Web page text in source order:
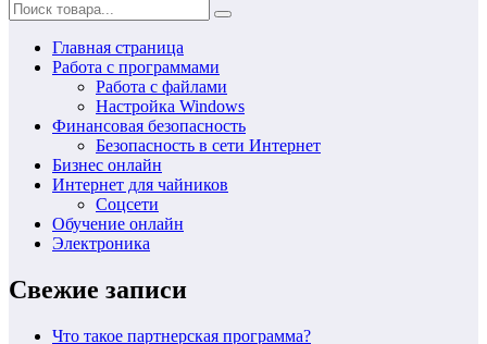
Главная страница
Работа с программами
Работа с файлами
Настройка Windows
Финансовая безопасность
Безопасность в сети Интернет
Бизнес онлайн
Интернет для чайников
Соцсети
Обучение онлайн
Электроника
Свежие записи
Что такое партнерская программа?